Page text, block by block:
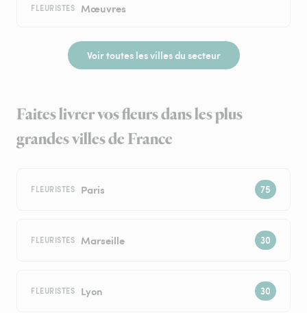
FLEURISTES Mœuvres
Voir toutes les villes du secteur
Faites livrer vos fleurs dans les plus
grandes villes de France
FLEURISTES Paris
FLEURISTES Marseille
FLEURISTES Lyon